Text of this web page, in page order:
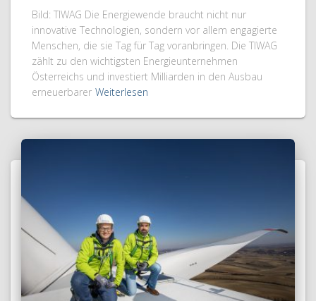
Bild: TIWAG Die Energiewende braucht nicht nur
innovative Technologien, sondern vor allem engagierte
Menschen, die sie Tag für Tag voranbringen. Die TIWAG
zählt zu den wichtigsten Energieunternehmen
Österreichs und investiert Milliarden in den Ausbau
erneuerbarer Weiterlesen